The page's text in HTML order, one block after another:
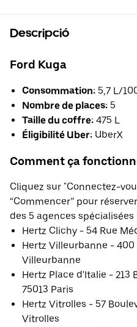
Descripció
Ford Kuga
Consommation: 5,7 L/
Nombre de places: 5
Taille du coffre: 475 L
Éligibilité Uber: UberX
Comment ça
Cliquez sur "Connectez-
“Commencer” pour
des 5 agences spécialisées
Hertz Clichy - 54 Rue
Hertz Villeurbanne - 400
Villeurbanne
Hertz Place d'Italie - 213
75013 Paris
Hertz Vitrolles - 57
Vitrolles